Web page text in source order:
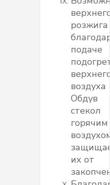
розжига
подаче
воздуха
Обдув
стекол
горячим
их от